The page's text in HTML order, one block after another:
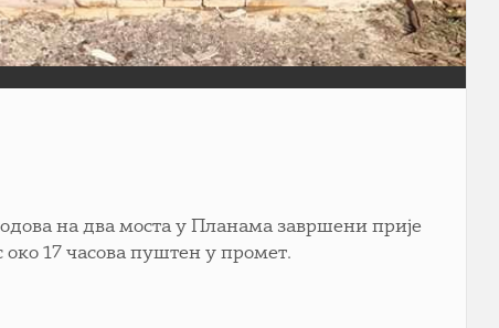
на два моста у Планама завршени прије
око 17 часова пуштен у промет.